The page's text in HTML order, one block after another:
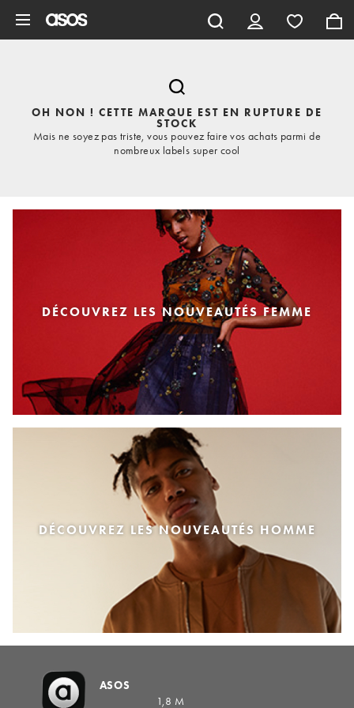
OH NON ! CETTE MARQUE EST EN RUPTURE DE
STOCK
Mais ne soyez pas triste, vous pouvez faire vos achats parmi de
nombreux labels super cool
DÉCOUVREZ LES NOUVEAUTÉS FEMME
DÉCOUVREZ LES NOUVEAUTÉS HOMME
ASOS
1,8 M